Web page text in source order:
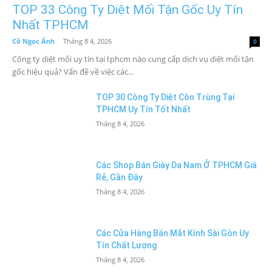
TOP 33 Công Ty Diệt Mối Tận Gốc Uy Tín
Nhất TPHCM
Cô Ngọc Ánh - Tháng 8 4, 2026 0
Công ty diệt mối uy tín tại tphcm nào cung cấp dịch vụ diệt mối tận
gốc hiệu quả? Vấn đề về việc các...
TOP 30 Công Ty Diệt Côn Trùng Tại
TPHCM Uy Tín Tốt Nhất
Tháng 8 4, 2026
Các Shop Bán Giày Da Nam Ở TPHCM Giá
Rẻ, Gần Đây
Tháng 8 4, 2026
Các Cửa Hàng Bán Mắt Kính Sài Gòn Uy
Tín Chất Lượng
Tháng 8 4, 2026